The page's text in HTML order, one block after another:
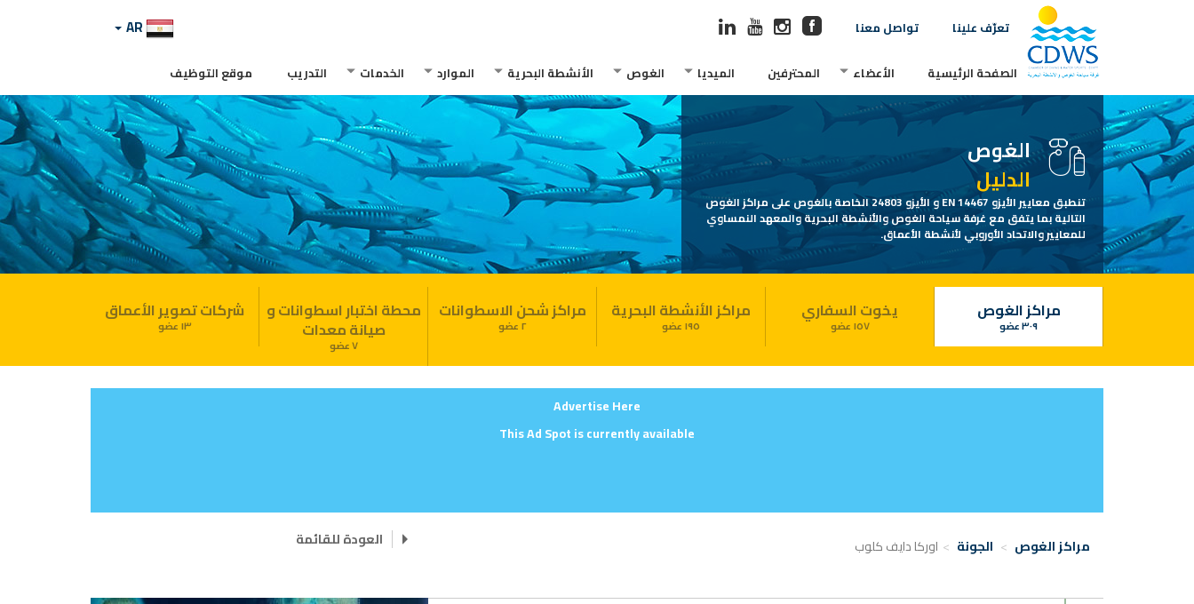
تعرّف علينا تواصل معنا
الصفحة الرئيسية الأعضاء المحترفين الميديا الغوص الأنشطة البحرية الموارد الخدمات التدريب موقع التوظيف
الغوص
الدليل
تنطبق معايير الأيزو EN 14467 و الأيزو 24803 الخاصة بالغوص على مراكز الغوص
التالية بما يتفق مع غرفة سياحة الغوص والأنشطة البحرية والمعهد النمساوي
للمعايير والاتحاد الأوروبي لأنشطة الأعماق.
مراكز الغوص
٣٠٩ عضو
يخوت السفاري
١٥٧ عضو
مراكز الأنشطة البحرية
١٩٥ عضو
مراكز شحن الاسطوانات
٢ عضو
محطة اختبار اسطوانات و
صيانة معدات
٧ عضو
شركات تصوير الأعماق
١٣ عضو
Advertise Here
This Ad Spot is currently available
مراكز الغوص الجونة اوركا دايف كلوب العودة للقائمة